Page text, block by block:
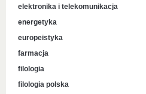
elektronika i telekomunikacja
energetyka
europeistyka
farmacja
filologia
filologia polska